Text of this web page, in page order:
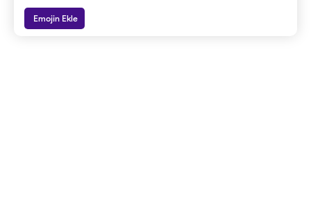
Emojin Ekle